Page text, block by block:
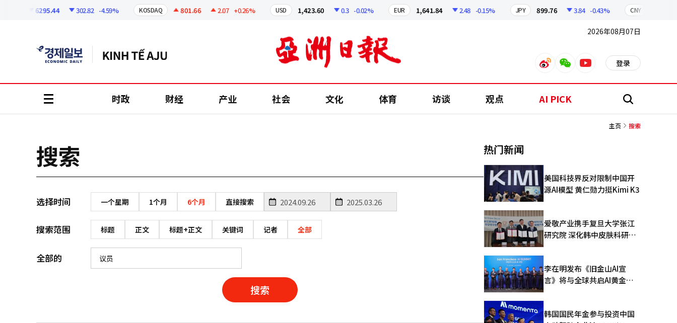
6295.44 302.82 -4.59% KOSDAQ 801.66 2.07 +0.26% USD 1,423.60 0.3 -0.02% EUR 1,641.84 2.48 -0.15% JPY 899.76 3.84 -0.43% CNY
2026年08月07日
weiboweixinyoutube 登录
时政 财经 产业 社会 文化 体育 访谈 观点 AI PICK 搜
主页 搜索
搜索
选择时间 一个星期 1个月 6个月 直接搜索
搜索范围 标题 正文 标题+正文 关键词 记者 全部
全部的
搜索
热门新闻
美国科技界反对限制中国开
源AI模型 黄仁勋力挺Kimi K3
爱敬产业携手复旦大学张江
研究院 深化韩中皮肤科研合
李在明发布《旧金山AI宣
言》将与全球共启AI黄金时
韩国国民年金参与投资中国